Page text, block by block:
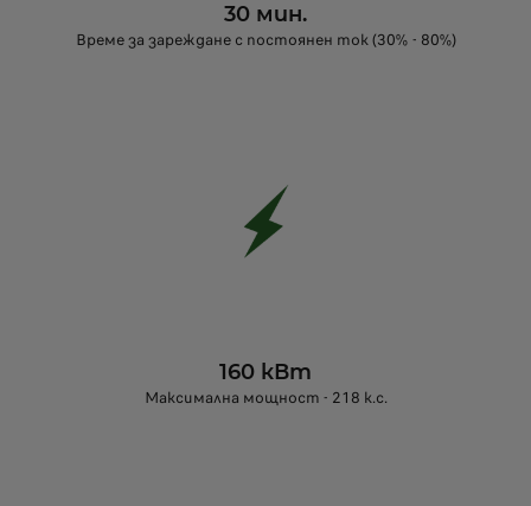
30 мин.
Време за зареждане с постоянен ток (30% - 80%)
160 кВт
Максимална мощност - 218 к.с.